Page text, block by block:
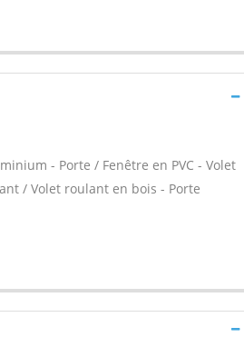
- Porte / Fenêtre en PVC - Volet
/ Volet roulant en bois - Porte